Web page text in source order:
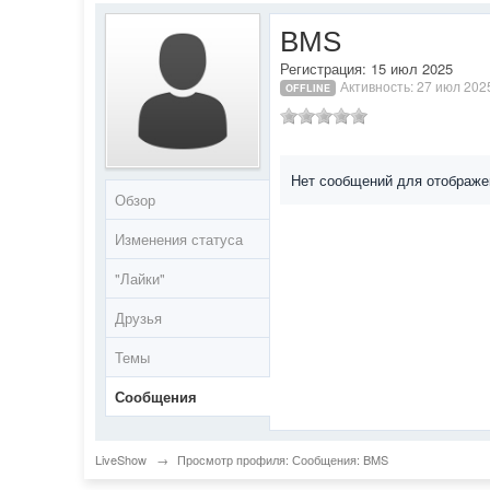
Обзор
Изменения статуса
"Лайки"
Друзья
Темы
Сообщения
BMS
Регистрация: 15 июл 2025
OFFLINE
Активность: 27 июл
Нет сообщений для
LiveShow → Просмотр профиля: Сообщения: BMS